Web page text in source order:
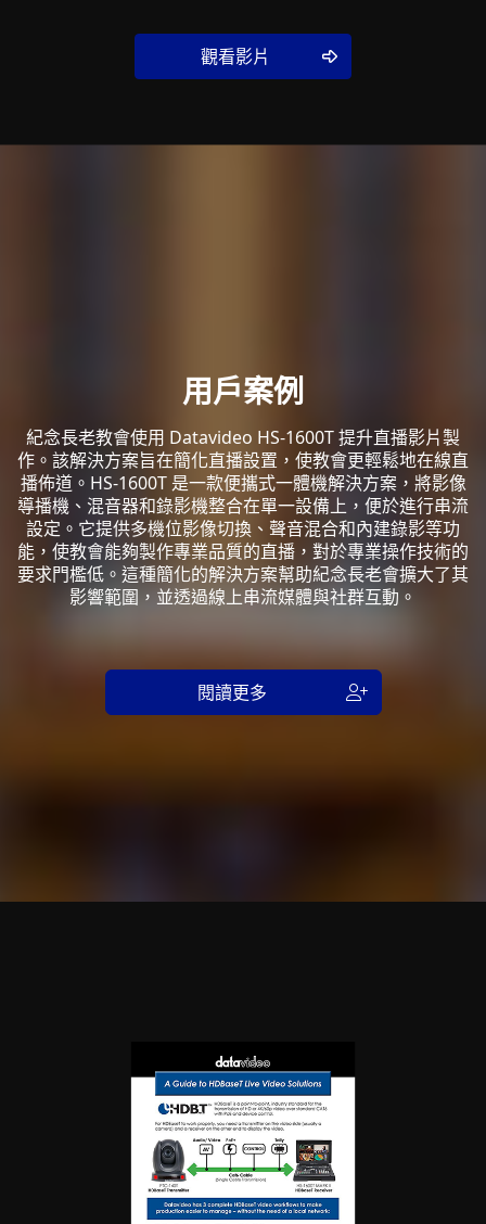
觀看影片
用戶案例
紀念長老教會使用 Datavideo HS-1600T 提升直播影片製
作。該解決方案旨在簡化直播設置，使教會更輕鬆地在線直
播佈道。HS-1600T 是一款便攜式一體機解決方案，將影像
導播機、混音器和錄影機整合在單一設備上，便於進行串流
設定。它提供多機位影像切換、聲音混合和內建錄影等功
能，使教會能夠製作專業品質的直播，對於專業操作技術的
要求門檻低。這種簡化的解決方案幫助紀念長老會擴大了其
影響範圍，並透過線上串流媒體與社群互動。
閱讀更多